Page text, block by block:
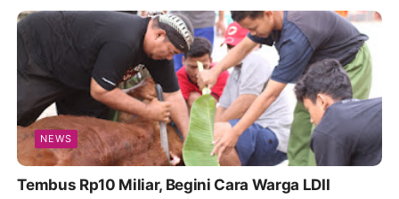
NEWS
Tembus Rp10 Miliar, Begini Cara Warga LDII